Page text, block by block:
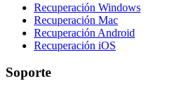
Recuperación Windows
Recuperación Mac
Recuperación Android
Recuperación iOS
Soporte